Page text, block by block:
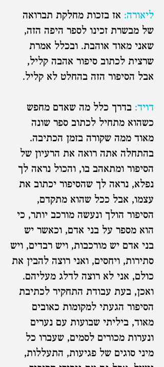
ליאורה: אז בזכות מחלקת תברואה
של מבשרת זכינו לספר היפה הזה,
שאני מאוד אוהבת. ובכלל אמרת
שרצית לכתוב סיפור אהבה קליל,
אבל הסיפור הזה בהחלט לא קליל.
דויד: בדרך כלל מה שאדם מחפש
כשהוא מתחיל לכתוב ספר שונה
מאוד ממה שקורה בזמן הכתיבה.
בהתחלה אתה רואה את הרעיון של
הסיפור ומתאהב בו, והכול נראה לך
נפלא, נראה לך שהסיפור יכתוב את
עצמו, אבל ככל שהוא מתקדם,
הסיפור הולך ונעשה מורכב יותר, כי
הוא מספר על בני אדם, וכאשר יש
בני אדם יש מורכבות, ויש רבדים, ויש
סתירות, ויחסים, ואני רוצה להבין את
כולם, אני לא רוצה לדלג מעליהם.
ואכן, בעת עבודת התחקיר לכתיבת
הסיפור הגעתי למקומות כאובים
מאוד, ביליתי שבועות עם נערים
ונערות מכורים לסמים, שעברו כל
מיני סוגים של פגיעות, התעללות,